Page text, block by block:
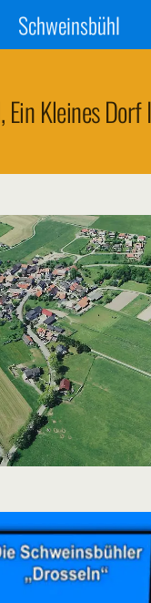
Schweinsbühl
Kleines Dorf